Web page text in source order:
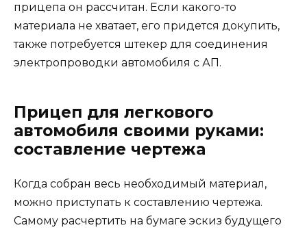
прицепа он рассчитан. Если какого-то
материала не хватает, его придется докупить,
также потребуется штекер для соединения
электропроводки автомобиля с АП.
Прицеп для легкового
автомобиля своими руками:
составление чертежа
Когда собран весь необходимый материал,
можно приступать к составлению чертежа.
Самому расчертить на бумаге эскиз будущего